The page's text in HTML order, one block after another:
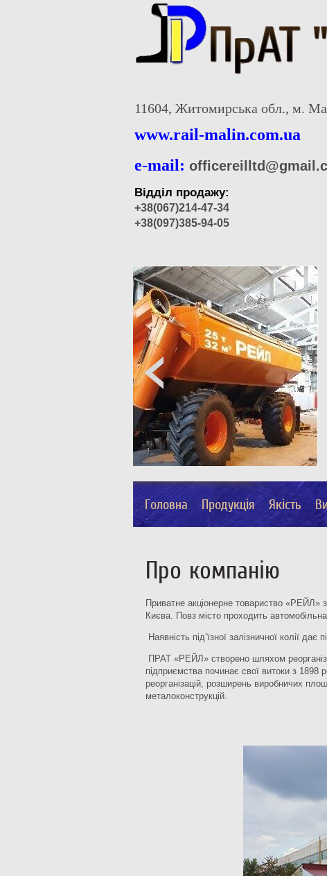
11604, Житомирська обл., м.
www.rail-malin.com.ua
e-mail:
Відділ продажу:
+38(067)214-47-34
+38(097)385-94-05
Головна Продукція Якість
Про компанію
Приватне акціонерне товариство «РЕЙЛ»
Києва. Повз місто проходить автомобільна
Наявність під’їзної залізничної колії
ПРАТ «РЕЙЛ» створено шляхом
підприємства починає свої витоки з 1898
реорганізацій, розширень виробничих
металоконструкцій.